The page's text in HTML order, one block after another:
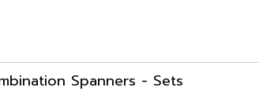
Spanners - Sets